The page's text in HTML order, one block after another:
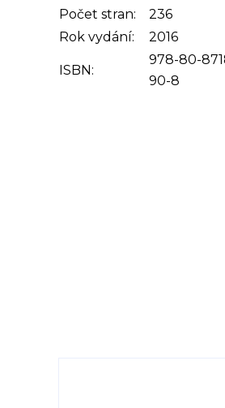
Počet stran:
236
Rok vydání:
2016
ISBN:
978-80-
90-8